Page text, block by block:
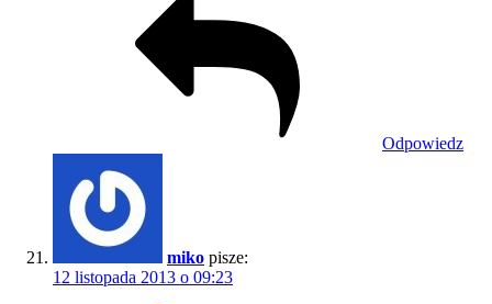
Odpowiedz
miko pisze:
12 listopada 2013 o 09:23